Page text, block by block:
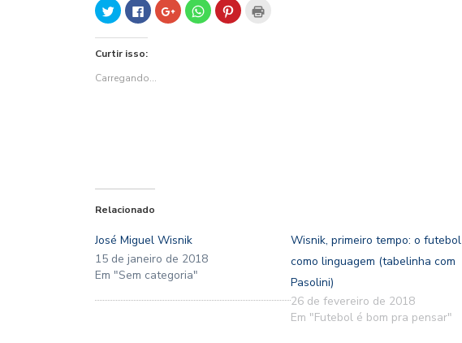
Clique
para
compartilhar
no
em
janela)
Clique
para
compartilhar
no
em
janela)
Compartilhe
no
Google+
Clique
para
compartilhar
Clique
para
Curtir isso:
Carregando...
Relacionado
José Miguel Wisnik
15 de janeiro de 2018
Em "Sem categoria"
Wisnik, primeiro tempo: o futebol
como linguagem (tabelinha com
Pasolini)
26 de fevereiro de 2018
Em "Futebol é bom pra pensar"